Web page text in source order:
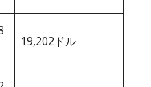
19,202ドル